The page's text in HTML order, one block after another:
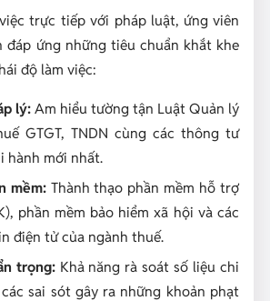
trực tiếp với pháp luật, ứng viên
đáp ứng những tiêu chuẩn khắt khe
độ làm việc:
lý:Am hiểu tường tận Luật Quản lý
GTGT, TNDN cùng các thông tư
hành mới nhất.
mềm:Thành thạo phần mềm hỗ trợ
phần mềm bảo hiểm xã hội và các
điện tử của ngành thuế.
trọng:Khả năng rà soát số liệu chi
sai sót gây ra những khoản phạt